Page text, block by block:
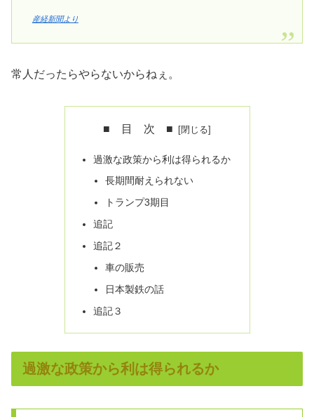
産経新聞より
常人だったらやらないからねぇ。
■ 目 次 ■
過激な政策から利は得られるか
長期間耐えられない
トランプ3期目
追記
追記２
車の販売
日本製鉄の話
追記３
過激な政策から利は得られるか